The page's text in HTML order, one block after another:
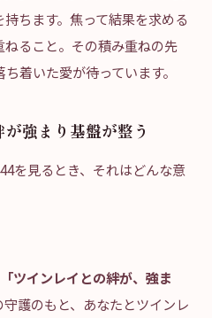
ちます。焦って結果を求める
ること。その積み重ねの先
着いた愛が待っています。
強まり基盤が整う
を見るとき、それはどんな意
「ツインレイとの絆が、強ま
護のもと、あなたとツインレ